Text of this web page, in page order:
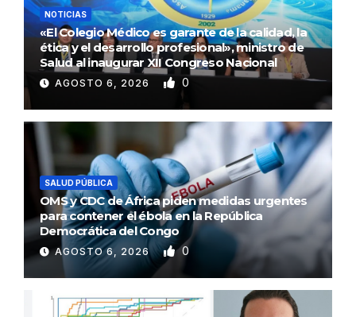
NOTICIAS
«El Colegio Médico es garante de la calidad, la
ética y el desarrollo profesional», ministro de
Salud al inaugurar XII Congreso Nacional
AGOSTO 6, 2026 0
SALUD PÚBLICA
OMS y CDC de África piden medidas urgentes
para contener el ébola en la República
Democrática del Congo
AGOSTO 6, 2026 0